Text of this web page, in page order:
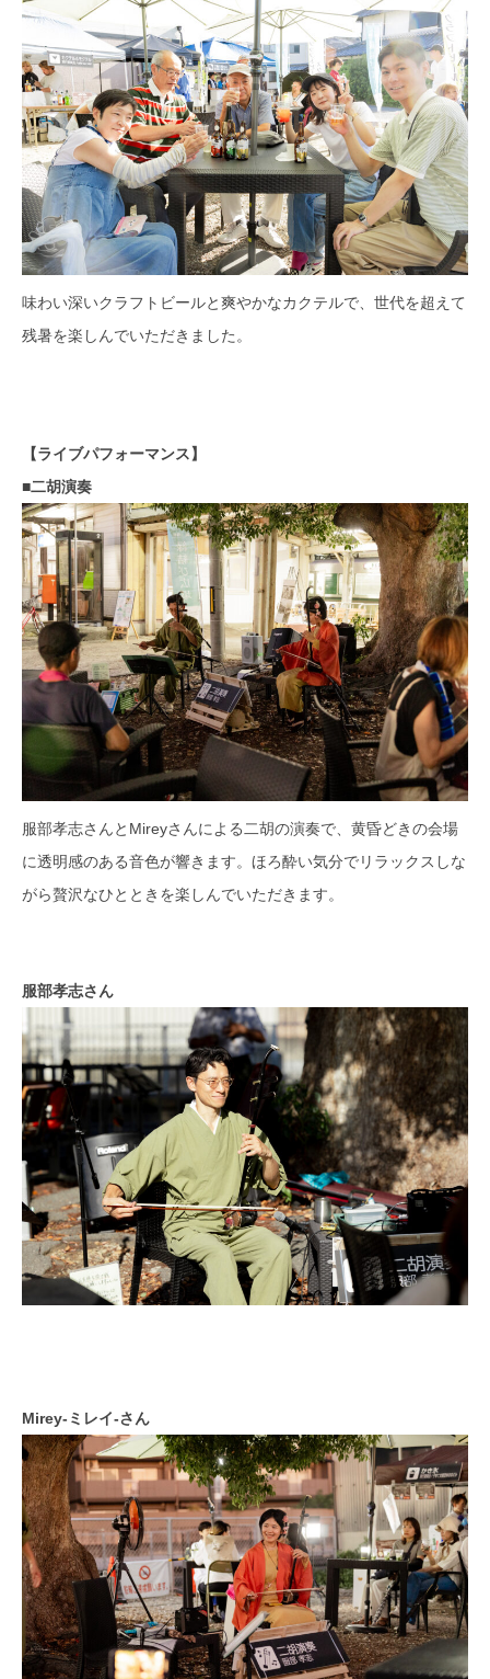
味わい深いクラフトビールと爽やかなカクテルで、世代を超えて
残暑を楽しんでいただきました。
【ライブパフォーマンス】
■二胡演奏
服部孝志さんとMireyさんによる二胡の演奏で、黄昏どきの会場
に透明感のある音色が響きます。ほろ酔い気分でリラックスしな
がら贅沢なひとときを楽しんでいただきます。
服部孝志さん
Mirey-ミレイ-さん